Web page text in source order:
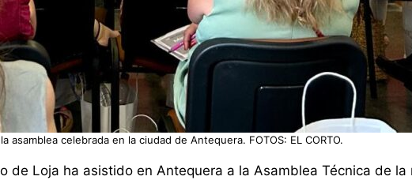
asamblea celebrada en la ciudad de Antequera. FOTOS: EL CORTO.
de Loja ha asistido en Antequera a la Asamblea Técnica de la